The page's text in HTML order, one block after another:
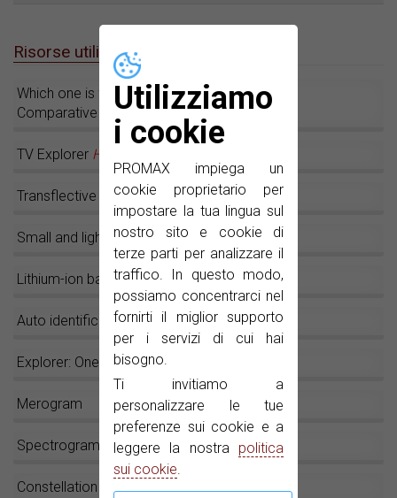
Utilizziamo
i cookie
PROMAX impiega un
cookie proprietario per
impostare la tua lingua sul
nostro sito e cookie di
terze parti per analizzare il
traffico. In questo modo,
possiamo concentrarci nel
fornirti il miglior supporto
per i servizi di cui hai
bisogno.
Ti invitiamo a
personalizzare le tue
preferenze sui cookie e a
leggere la nostra politica
sui cookie
Risorse utili
Which one is for me?
Comparative table
TV Explorer HD+
Transflective LCD
Small and light
Lithium-ion batteries
Auto identification: The magic key!
Explorer: One key and go!
Merogram
Spectrogram
Constellation diagram